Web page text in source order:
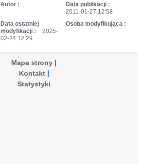
Autor :
Data publikacji :
2011-01-27 12:58
Data ostatniej
modyfikacji :
2025-
02-24 12:29
Osoba modyfikująca :
Mapa strony
Kontakt
Statystyki